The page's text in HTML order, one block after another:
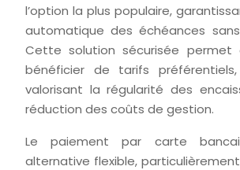
l’option la plus populaire,
automatique des échéances sans
Cette solution sécurisée permet
bénéficier de tarifs
valorisant la régularité des
réduction des coûts de gestion.
Le paiement par carte
alternative flexible,